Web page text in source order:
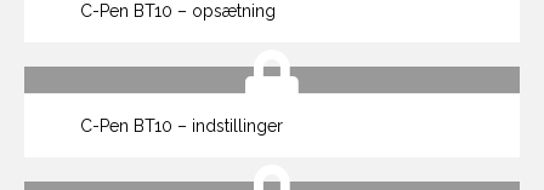
C-Pen BT10 – opsætning
C-Pen BT10 – indstillinger